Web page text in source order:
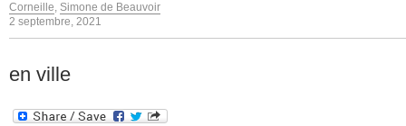
Corneille, Simone de Beauvoir
2 septembre, 2021
en ville